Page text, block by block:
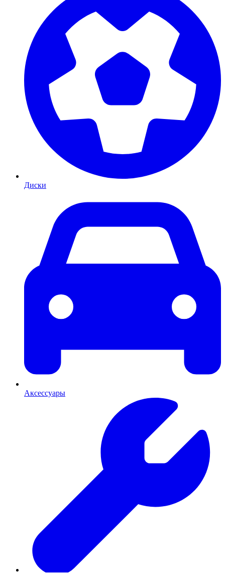
Диски
Аксессуары